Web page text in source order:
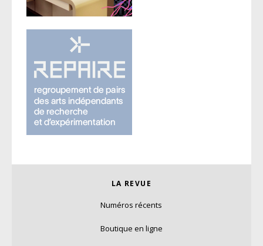
LA REVUE
Numéros récents
Boutique en ligne